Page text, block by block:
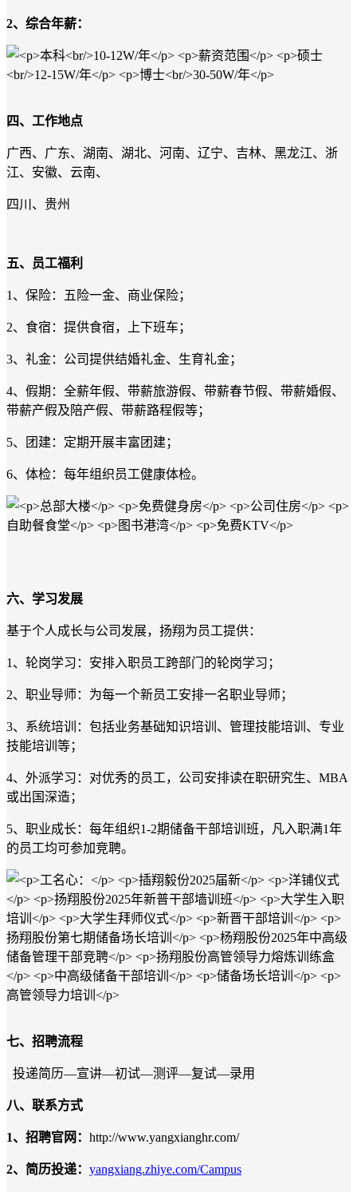
2、综合年薪：
四、工作地点
广西、广东、湖南、湖北、河南、辽宁、吉林、黑龙江、浙
江、安徽、云南、
四川、贵州
五、员工福利
1、保险：五险一金、商业保险；
2、食宿：提供食宿，上下班车；
3、礼金：公司提供结婚礼金、生育礼金；
4、假期：全薪年假、带薪旅游假、带薪春节假、带薪婚假、
带薪产假及陪产假、带薪路程假等；
5、团建：定期开展丰富团建；
6、体检：每年组织员工健康体检。
六、学习发展
基于个人成长与公司发展，扬翔为员工提供：
1、轮岗学习：安排入职员工跨部门的轮岗学习；
2、职业导师：为每一个新员工安排一名职业导师；
3、系统培训：包括业务基础知识培训、管理技能培训、专业
技能培训等；
4、外派学习：对优秀的员工，公司安排读在职研究生、MBA
或出国深造；
5、职业成长：每年组织1-2期储备干部培训班，凡入职满1年
的员工均可参加竞聘。
七、招聘流程
投递简历—宣讲—初试—测评—复试—录用
八、联系方式
1、招聘官网： http://www.yangxianghr.com/
2、简历投递： yangxiang.zhiye.com/Campus